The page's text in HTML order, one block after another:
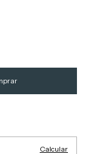
Calcular